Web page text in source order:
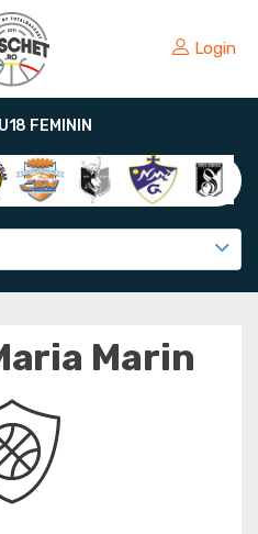
Login
FEMININ
Marin